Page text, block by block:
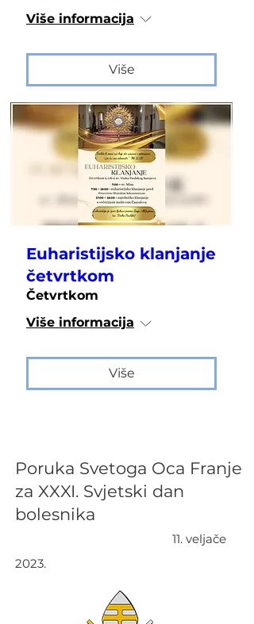
Više informacija
Više
Euharistijsko klanjanje
četvrtkom
Četvrtkom
Više informacija
Više
Poruka Svetoga Oca Franje
za XXXI. Svjetski dan
bolesnika
11. veljače
2023.